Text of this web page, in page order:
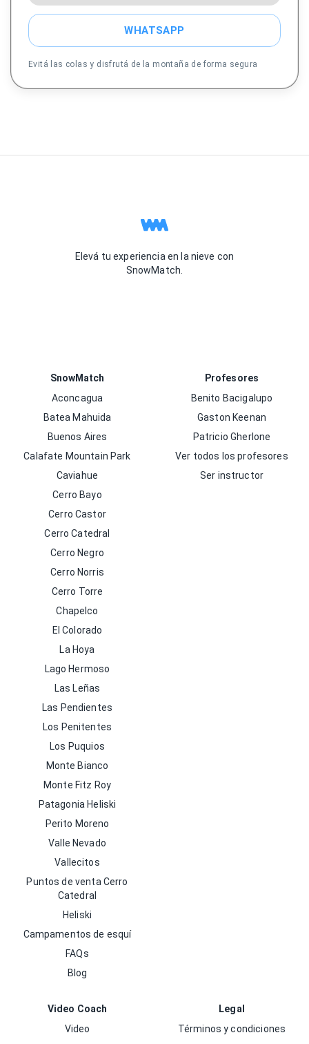
WHATSAPP
Evitá las colas y disfrutá de la montaña de forma segura
Elevá tu experiencia en la nieve con
SnowMatch.
SnowMatch
Aconcagua
Batea Mahuida
Buenos Aires
Calafate Mountain Park
Caviahue
Cerro Bayo
Cerro Castor
Cerro Catedral
Cerro Negro
Cerro Norris
Cerro Torre
Chapelco
El Colorado
La Hoya
Lago Hermoso
Las Leñas
Las Pendientes
Los Penitentes
Los Puquios
Monte Bianco
Monte Fitz Roy
Patagonia Heliski
Perito Moreno
Valle Nevado
Vallecitos
Puntos de venta Cerro
Catedral
Heliski
Campamentos de esquí
FAQs
Blog
Profesores
Benito Bacigalupo
Gaston Keenan
Patricio Gherlone
Ver todos los profesores
Ser instructor
Video Coach
Video
Legal
Términos y condiciones